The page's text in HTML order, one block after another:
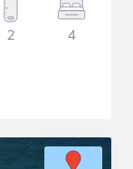
2 4